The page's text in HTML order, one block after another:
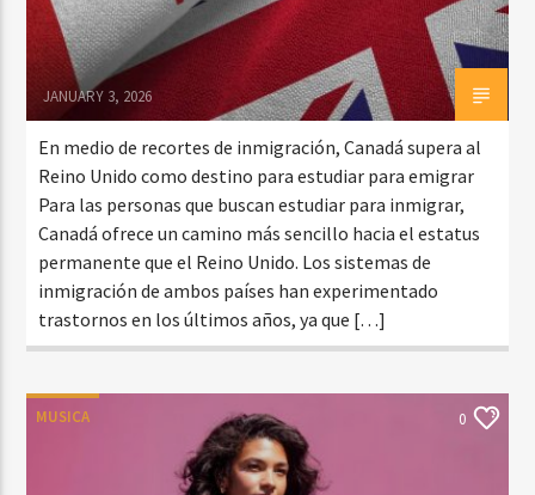
Beone Radio
JANUARY 3, 2026
En medio de recortes de inmigración, Canadá supera al
Reino Unido como destino para estudiar para emigrar
Para las personas que buscan estudiar para inmigrar,
Canadá ofrece un camino más sencillo hacia el estatus
permanente que el Reino Unido. Los sistemas de
inmigración de ambos países han experimentado
trastornos en los últimos años, ya que […]
MUSICA 0